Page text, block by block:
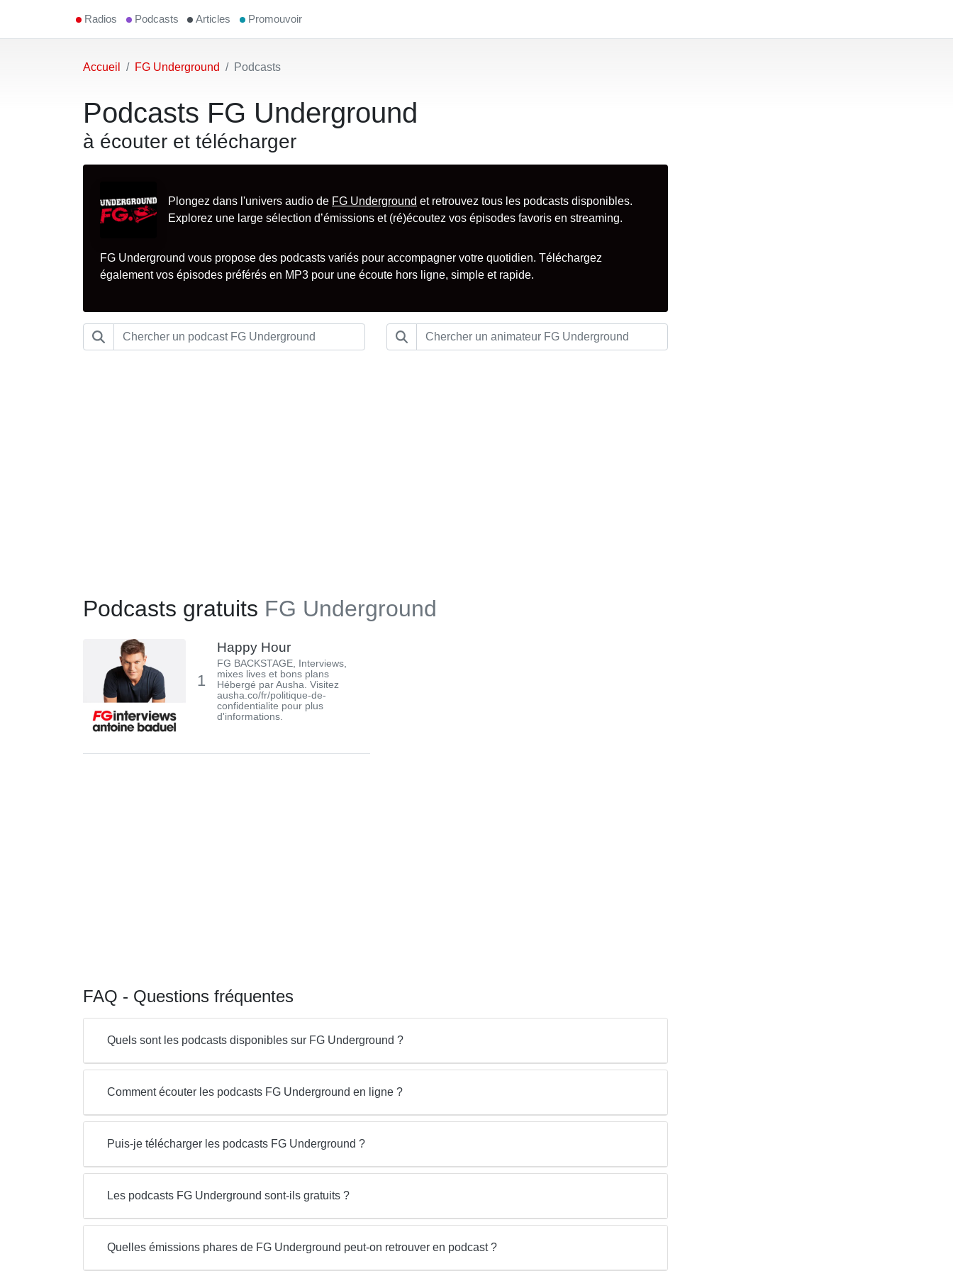
Radios Podcasts Articles Promouvoir
Accueil FG Underground Podcasts
Podcasts FG Underground
à écouter et télécharger
Plongez dans l'univers audio de FG Underground et retrouvez tous les podcasts disponibles.
Explorez une large sélection d’émissions et (ré)écoutez vos épisodes favoris en streaming.
FG Underground vous propose des podcasts variés pour accompagner votre quotidien. Téléchargez
également vos épisodes préférés en MP3 pour une écoute hors ligne, simple et rapide.
Podcasts gratuits FG Underground
1
Happy Hour
FG BACKSTAGE, Interviews,
mixes lives et bons plans
Hébergé par Ausha. Visitez
ausha.co/fr/politique-de-
confidentialite pour plus
d'informations.
FAQ - Questions fréquentes
Quels sont les podcasts disponibles sur FG Underground ?
Comment écouter les podcasts FG Underground en ligne ?
Puis-je télécharger les podcasts FG Underground ?
Les podcasts FG Underground sont-ils gratuits ?
Quelles émissions phares de FG Underground peut-on retrouver en podcast ?